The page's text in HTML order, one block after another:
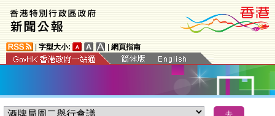
字型大小: 網頁指南